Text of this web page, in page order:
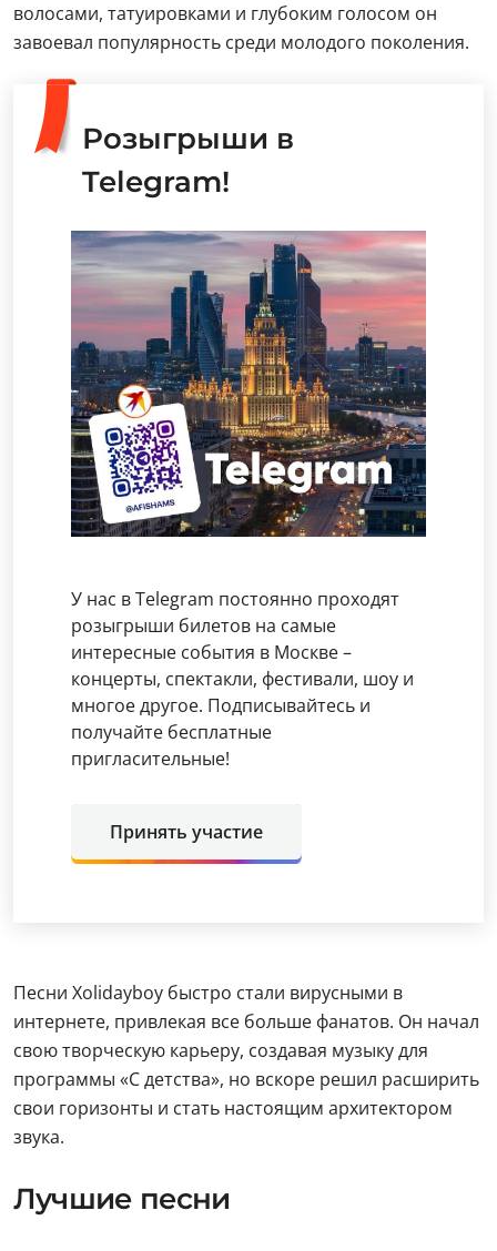
волосами, татуировками и глубоким голосом он
завоевал популярность среди молодого поколения.
Розыгрыши в
Telegram!
У нас в Telegram постоянно проходят
розыгрыши билетов на самые
интересные события в Москве –
концерты, спектакли, фестивали, шоу и
многое другое. Подписывайтесь и
получайте бесплатные
пригласительные!
Принять участие
Песни Xolidayboy быстро стали вирусными в
интернете, привлекая все больше фанатов. Он начал
свою творческую карьеру, создавая музыку для
программы «С детства», но вскоре решил расширить
свои горизонты и стать настоящим архитектором
звука.
Лучшие песни